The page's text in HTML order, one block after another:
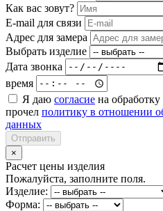
Как вас зовут?
E-mail для связи
Адрес для замера
Выбрать изделие
Дата звонка
время
Я даю согласие на
прочел политику в отношении
данных
Отправить
×
Расчет цены изделия
Пожалуйста, заполните поля.
Изделие:
Форма: